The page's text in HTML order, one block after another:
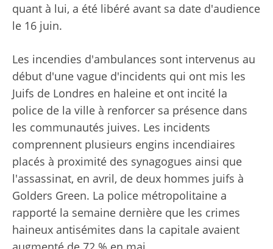
quant à lui, a été libéré avant sa date d'audience
le 16 juin.
Les incendies d'ambulances sont intervenus au
début d'une vague d'incidents qui ont mis les
Juifs de Londres en haleine et ont incité la
police de la ville à renforcer sa présence dans
les communautés juives. Les incidents
comprennent plusieurs engins incendiaires
placés à proximité des synagogues ainsi que
l'assassinat, en avril, de deux hommes juifs à
Golders Green. La police métropolitaine a
rapporté la semaine dernière que les crimes
haineux antisémites dans la capitale avaient